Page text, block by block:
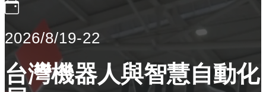
2026/8/19-22
台灣機器人與智慧自動化